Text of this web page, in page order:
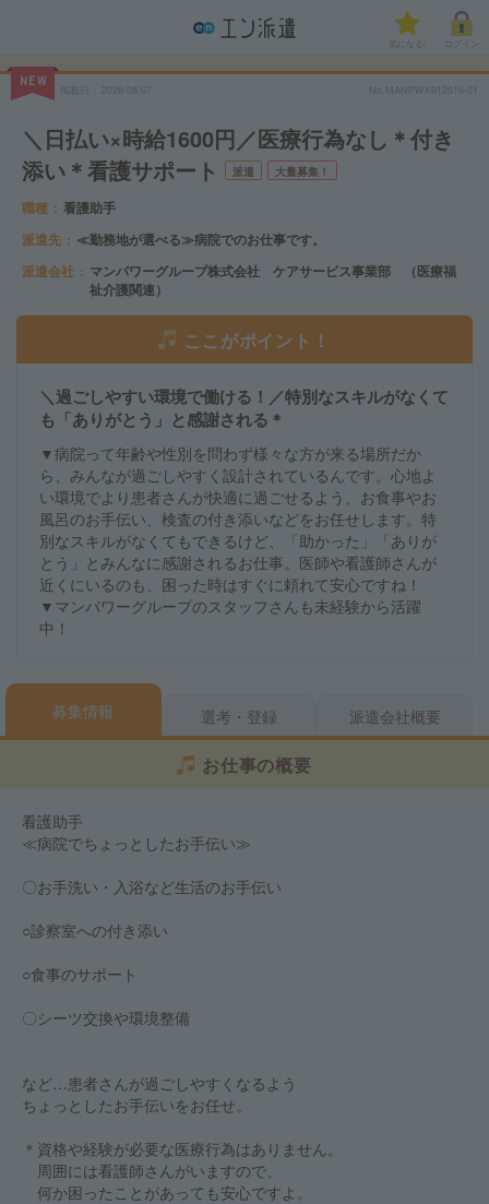
気になる!
NEW
No.MANPWK912516-21
＼日払い×時給1600円／医療行為なし＊付き
添い＊看護サポート
派遣 大量募集！
職種
看護助手
派遣先
≪勤務地が選べる≫病院でのお仕事です。
派遣会社
マンパワーグループ株式会社 ケアサービス事業部 （医療福
祉介護関連）
ここがポイント！
＼過ごしやすい環境で働ける！／特別なスキルがなくて
も「ありがとう」と感謝される＊
▼病院って年齢や性別を問わず様々な方が来る場所だか
ら、みんなが過ごしやすく設計されているんです。心地よ
い環境でより患者さんが快適に過ごせるよう、お食事やお
風呂のお手伝い、検査の付き添いなどをお任せします。特
別なスキルがなくてもできるけど、「助かった」「ありが
とう」とみんなに感謝されるお仕事。医師や看護師さんが
近くにいるのも、困った時はすぐに頼れて安心ですね！
▼マンパワーグループのスタッフさんも未経験から活躍
中！
募集情報 選考・登録 派遣会社概要
お仕事の概要
看護助手
≪病院でちょっとしたお手伝い≫
〇お手洗い・入浴など生活のお手伝い
○診察室への付き添い
○食事のサポート
〇シーツ交換や環境整備
など…患者さんが過ごしやすくなるよう
ちょっとしたお手伝いをお任せ。
＊資格や経験が必要な医療行為はありません。
周囲には看護師さんがいますので、
何か困ったことがあっても安心ですよ。